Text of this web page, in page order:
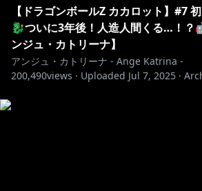
能に！
特典④┃毎月メンバー限定壁紙配布
登録はこちら：
https://www.youtube.com/channel/
【ドラゴンボールZ カカロット】#7
🐉ついに3年後！人造人間くる…！？
ンジュ・カトリーナ】
アンジュ・カトリーナ - Ange Katrina -
200,490views · Uploaded Jul 7, 2025 ·